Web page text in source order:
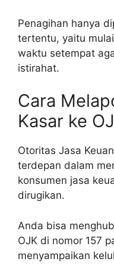
Penagihan hanya
tertentu, yaitu
waktu setempat
istirahat.
Cara
Kasar ke
Otoritas Jasa
terdepan dalam
konsumen jasa
dirugikan.
Anda bisa
OJK di nomor 157
menyampaikan